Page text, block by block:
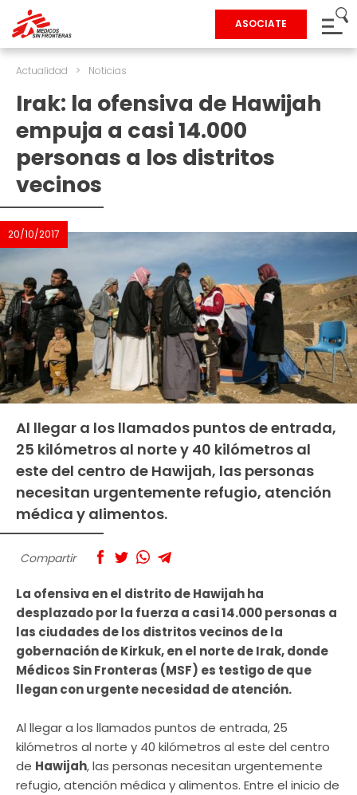
ASOCIATE
Actualidad > Noticias
Irak: la ofensiva de Hawijah
empuja a casi 14.000
personas a los distritos
vecinos
20/10/2017
Al llegar a los llamados puntos de entrada,
25 kilómetros al norte y 40 kilómetros al
este del centro de Hawijah, las personas
necesitan urgentemente refugio, atención
médica y alimentos.
Compartir
La ofensiva en el distrito de Hawijah ha
desplazado por la fuerza a casi 14.000 personas a
las ciudades de los distritos vecinos de la
gobernación de Kirkuk, en el norte de Irak, donde
Médicos Sin Fronteras (MSF) es testigo de que
llegan con urgente necesidad de atención.
Al llegar a los llamados puntos de entrada, 25
kilómetros al norte y 40 kilómetros al este del centro
de Hawijah, las personas necesitan urgentemente
refugio, atención médica y alimentos. Entre el inicio de